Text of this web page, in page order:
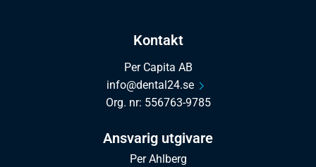
Kontakt
Per Capita AB
info@dental24.se
Org. nr: 556763-9785
Ansvarig utgivare
Per Ahlberg